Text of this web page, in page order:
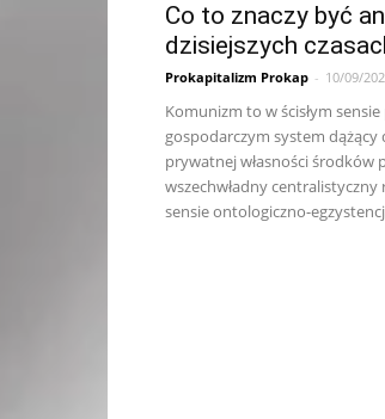
Co to znaczy być
dzisiejszych
Prokapitalizm Prokap - 10/09/
Komunizm to w ścisłym
gospodarczym system dążący
prywatnej własności środków
wszechwładny
sensie ontologiczno-